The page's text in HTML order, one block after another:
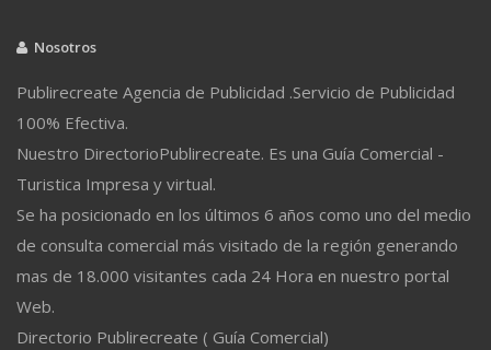
Nosotros
Publirecreate Agencia de Publicidad .Servicio de Publicidad
100% Efectiva.
Nuestro DirectorioPublirecreate. Es una Guía Comercial -
Turistica Impresa y virtual.
Se ha posicionado en los últimos 6 años como uno del medio
de consulta comercial más visitado de la región generando
mas de 18.000 visitantes cada 24 Hora en nuestro portal
Web.
Directorio Publirecreate ( Guía Comercial)